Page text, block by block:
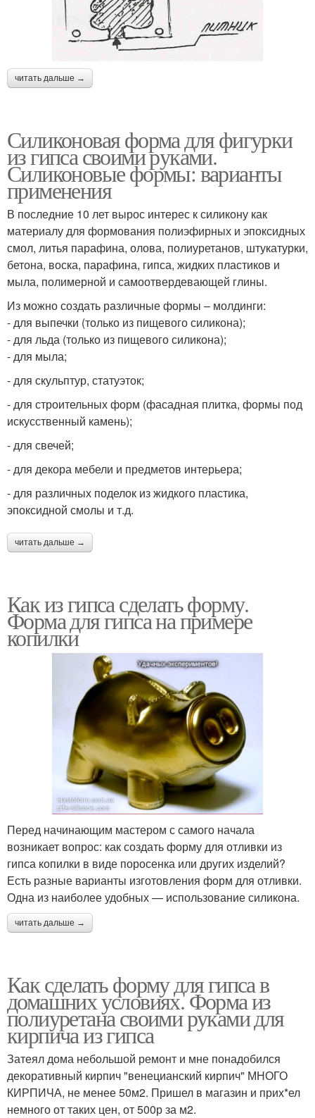
читать дальше →
Силиконовая форма для фигурки
из гипса своими руками.
Силиконовые формы: варианты
применения
В последние 10 лет вырос интерес к силикону как
материалу для формования полиэфирных и эпоксидных
смол, литья парафина, олова, полиуретанов, штукатурки,
бетона, воска, парафина, гипса, жидких пластиков и
мыла, полимерной и самоотвердевающей глины.
Из можно создать различные формы – молдинги:
- для выпечки (только из пищевого силикона);
- для льда (только из пищевого силикона);
- для мыла;
- для скульптур, статуэток;
- для строительных форм (фасадная плитка, формы под
искусственный камень);
- для свечей;
- для декора мебели и предметов интерьера;
- для различных поделок из жидкого пластика,
эпоксидной смолы и т.д.
читать дальше →
Как из гипса сделать форму.
Форма для гипса на примере
копилки
Перед начинающим мастером с самого начала
возникает вопрос: как создать форму для отливки из
гипса копилки в виде поросенка или других изделий?
Есть разные варианты изготовления форм для отливки.
Одна из наиболее удобных — использование силикона.
читать дальше →
Как сделать форму для гипса в
домашних условиях. Форма из
полиуретана своими руками для
кирпича из гипса
Затеял дома небольшой ремонт и мне понадобился
декоративный кирпич "венецианский кирпич" МНОГО
КИРПИЧА, не менее 50м2. Пришел в магазин и прих*ел
немного от таких цен, от 500р за м2.